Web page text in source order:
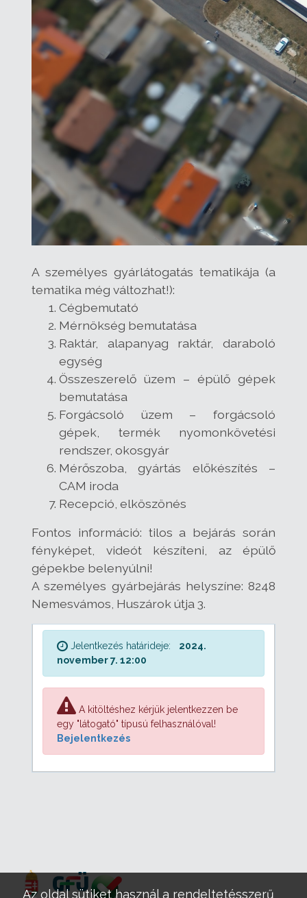
A személyes gyárlátogatás tematikája (a
tematika még változhat!):
Cégbemutató
Mérnökség bemutatása
Raktár, alapanyag raktár, daraboló
egység
Összeszerelő üzem – épülő gépek
bemutatása
Forgácsoló üzem – forgácsoló
gépek, termék nyomonkövetési
rendszer, okosgyár
Mérőszoba, gyártás előkészítés –
CAM iroda
Recepció, elköszönés
Fontos információ: tilos a bejárás során
fényképet, videót készíteni, az épülő
gépekbe belenyúlni!
A személyes gyárbejárás helyszíne: 8248
Nemesvámos, Huszárok útja 3.
Jelentkezés határideje:
2024.
november 7. 12:00
A kitöltéshez kérjük jelentkezzen be
egy "látogató" típusú felhasználóval!
Bejelentkezés
Az oldal sütiket használ a rendeltetésszerű